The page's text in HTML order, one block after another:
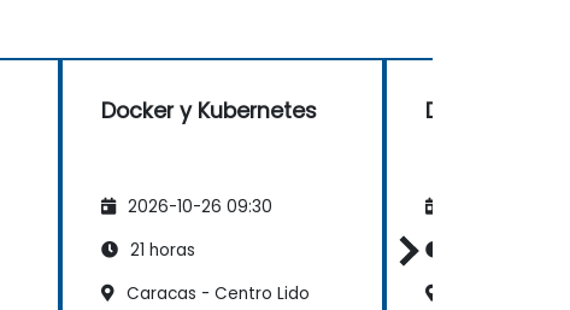
realmente valioso.
Docker y Kubernetes
2026-10-26 09:30
21 horas
Caracas - Centro Lido
Docker y